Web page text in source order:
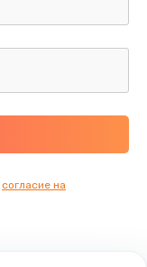
согласие на